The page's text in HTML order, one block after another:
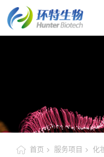
首页 服务项目 化